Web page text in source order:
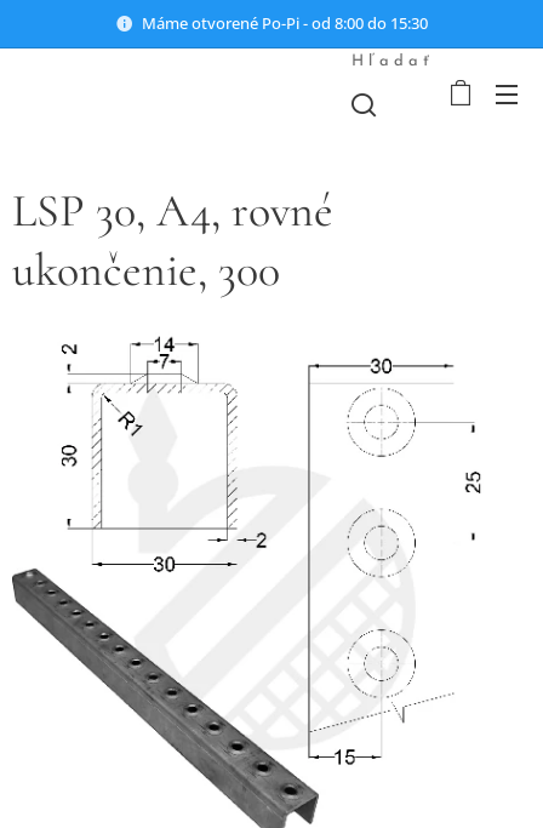
Máme otvorené Po-Pi - od 8:00 do 15:30
Hľadať
LSP 30, A4, rovné
ukončenie, 300